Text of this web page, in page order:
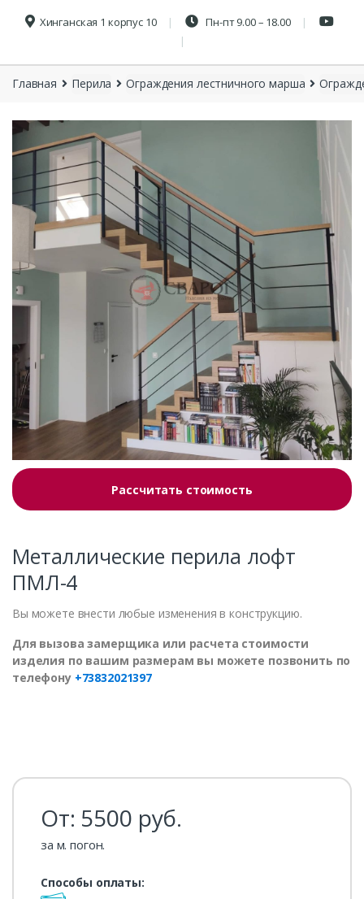
Хинганская 1 корпус 10 Пн-пт 9.00 – 18.00
Главная Перила Ограждения лестничного марша
Рассчитать стоимость
Металлические перила лофт
ПМЛ-4
Вы можете внести любые изменения в конструкцию.
Для вызова замерщика или расчета стоимости
изделия по вашим размерам вы можете позвонить по
телефону +73832021397
От: 5500 руб.
за м. погон.
Способы оплаты: